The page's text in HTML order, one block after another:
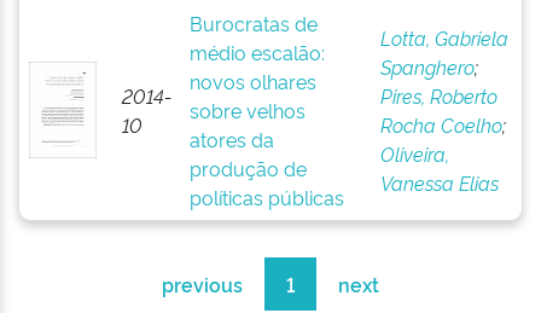
2014-
10
Burocratas de
médio escalão:
novos olhares
sobre velhos
atores da
produção de
políticas públicas
Lotta, Gabriela
Spanghero;
Pires, Roberto
Rocha Coelho;
Oliveira,
Vanessa Elias
previous 1 next